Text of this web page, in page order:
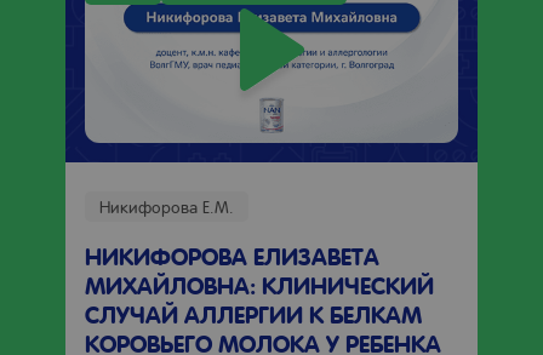
Никифорова Е.М.
НИКИФОРОВА ЕЛИЗАВЕТА
МИХАЙЛОВНА: КЛИНИЧЕСКИЙ
СЛУЧАЙ АЛЛЕРГИИ К БЕЛКАМ
КОРОВЬЕГО МОЛОКА У РЕБЕНКА